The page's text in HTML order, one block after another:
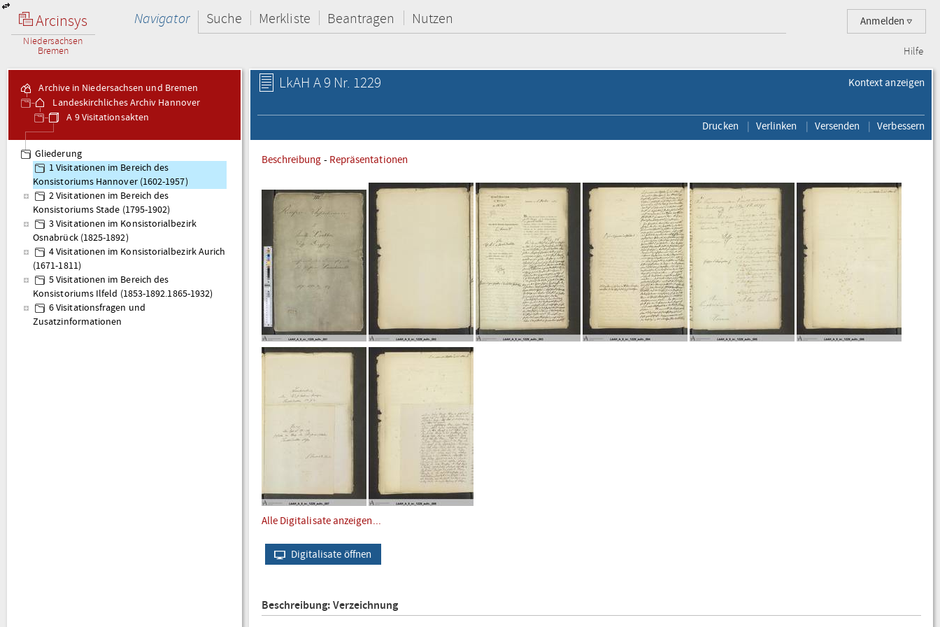
Arcinsys
Niedersachsen
Bremen
Anmelden
Navigator Suche Merkliste Beantragen Nutzen
Hilfe
Archive in Niedersachsen und Bremen
Landeskirchliches Archiv Hannover
A 9 Visitationsakten
Gliederung
1 Visitationen im Bereich des
Konsistoriums Hannover (1602-1957)
2 Visitationen im Bereich des
Konsistoriums Stade (1795-1902)
3 Visitationen im Konsistorialbezirk
Osnabrück (1825-1892)
4 Visitationen im Konsistorialbezirk Aurich
(1671-1811)
5 Visitationen im Bereich des
Konsistoriums Ilfeld (1853-1892.1865-1932)
6 Visitationsfragen und
Zusatzinformationen
Kontext anzeigen
LkAH A 9 Nr. 1229
Drucken Verlinken Versenden Verbessern
Beschreibung - Repräsentationen
Alle Digitalisate anzeigen...
Digitalisate öffnen
Beschreibung: Verzeichnung